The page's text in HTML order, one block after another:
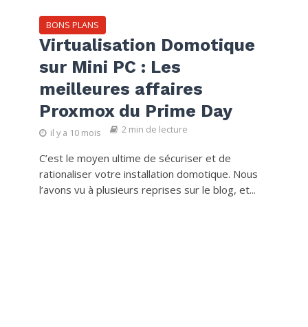
BONS PLANS
Virtualisation Domotique
sur Mini PC : Les
meilleures affaires
Proxmox du Prime Day
il y a 10 mois 2 min de lecture
C’est le moyen ultime de sécuriser et de
rationaliser votre installation domotique. Nous
l’avons vu à plusieurs reprises sur le blog, et...